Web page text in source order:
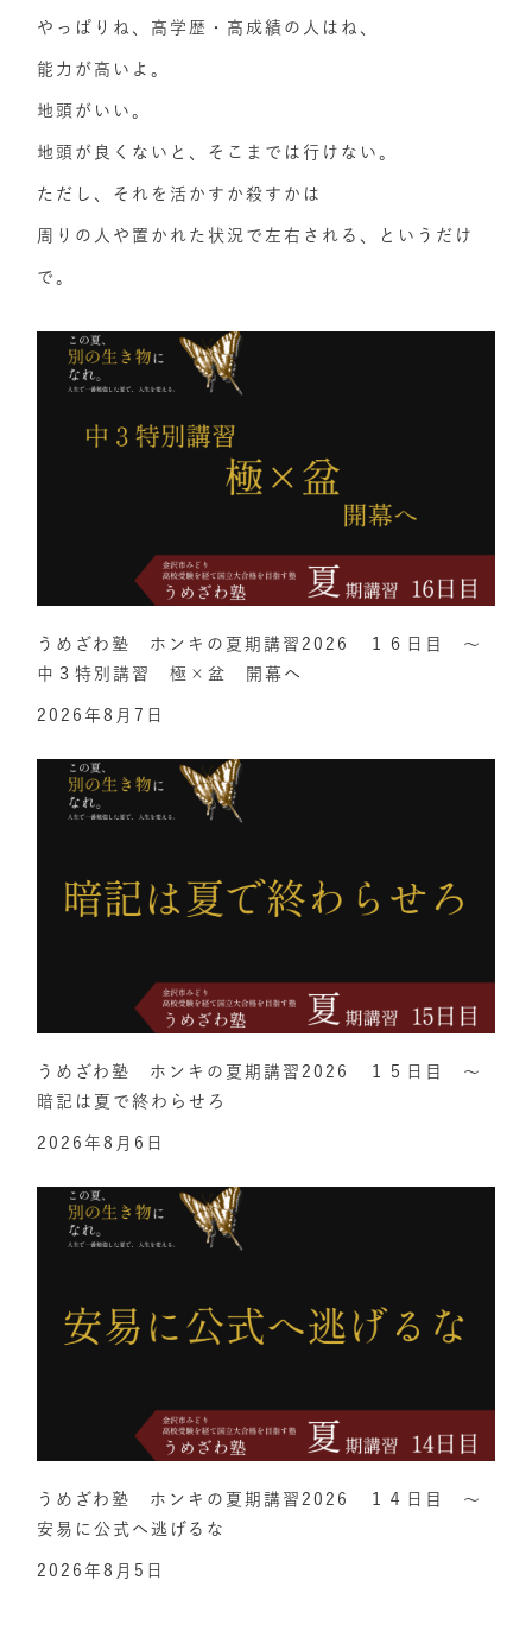
やっぱりね、高学歴・高成績の人はね、
能力が高いよ。
地頭がいい。
地頭が良くないと、そこまでは行けない。
ただし、それを活かすか殺すかは
周りの人や置かれた状況で左右される、というだけ
で。
うめざわ塾 ホンキの夏期講習2026 １６日目 ～
中３特別講習 極×盆 開幕へ
2026年8月7日
うめざわ塾 ホンキの夏期講習2026 １５日目 ～
暗記は夏で終わらせろ
2026年8月6日
うめざわ塾 ホンキの夏期講習2026 １４日目 ～
安易に公式へ逃げるな
2026年8月5日